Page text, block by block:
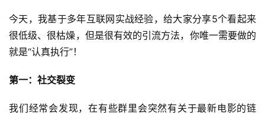
今天，我基于多年互联网 实战经验，给大家分享5个看起来
很低级、很枯燥，但是很有效的引流方法，你唯一需要做的
就是“认真执行”！
第一：社交裂变
我们经常会发现，在有些群里会突然有关于最新电影的链